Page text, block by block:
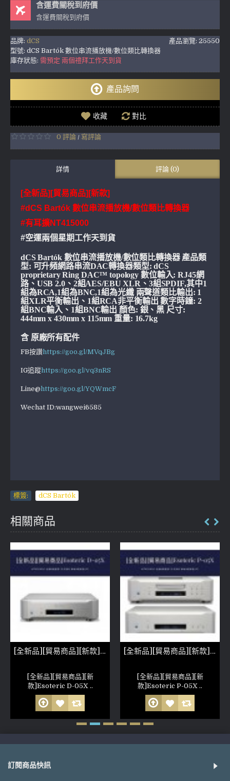
含運費關稅到府價
含運費關稅到府價
產品瀏覽: 25550
品牌: dCS
型號: dCS Bartók 數位串流播放機/數位類比轉換器
庫存狀態: 需預定 兩個禮拜工作天到貨
產品詢問
收藏 對比
0 評論 / 寫評論
詳情 評論 (0)
[全新品][貿易商品][新款]
#dCS Bartók 數位串流播放機/數位類比轉換器
#有耳擴NT415000
#空運兩個星期工作天到貨
dCS Bartók 數位串流播放機/數位類比轉換器 產品類
型: 可升頻網路串流DAC轉換器類型: dCS
proprietary Ring DAC™ topology 數位輸入: RJ45網
路、USB 2.0、2組AES/EBU XLR、3組SPDIF,其中1
組為RCA,1組為BNC,1組為光纖 兩聲道類比輸出: 1
組XLR平衡輸出、1組RCA非平衡輸出 數字時鐘: 2
組BNC輸入、1組BNC輸出 顏色: 銀、黑 尺寸:
444mm x 430mm x 115mm 重量: 16.7kg
含 原廠所有配件
FB按讚https://goo.gl/MVqJBg
IG追蹤https://goo.gl/vq3nRS
Line@https://goo.gl/YQWmcF
Wechat ID:wangwei6585
標簽: dCS Bartók
相關商品
[全新品][貿易商品][新款]Esoteric D-05X
[全新品][貿易商品][新
款]Esoteric D-05X ..
[全新品][貿易商品][新款]Esoteric P-05X
[全新品][貿易商品][新
款]Esoteric P-05X ..
訂閱商品快訊